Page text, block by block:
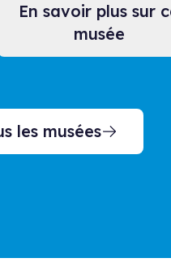
En savoir plus sur
musée
les musées